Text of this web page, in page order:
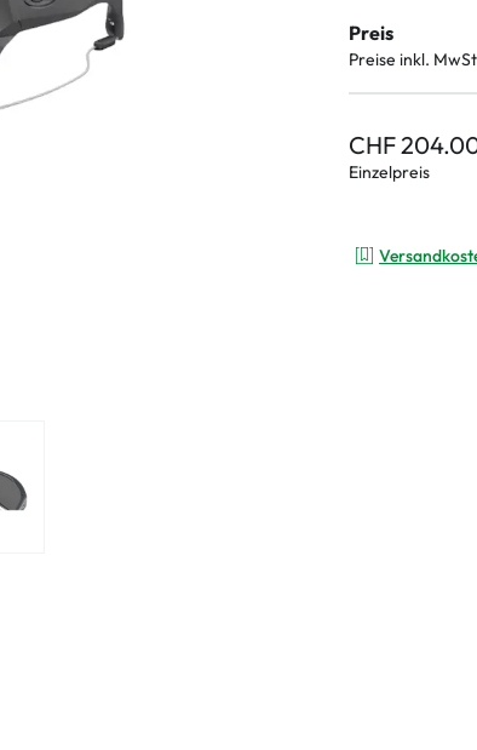
Preis
Preise inkl.
CHF
Einzelpreis